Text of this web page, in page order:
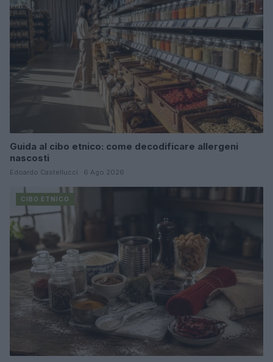
Guida al cibo etnico: come decodificare allergeni
nascosti
Edoardo Castellucci · 6 Ago 2026
CIBO ETNICO